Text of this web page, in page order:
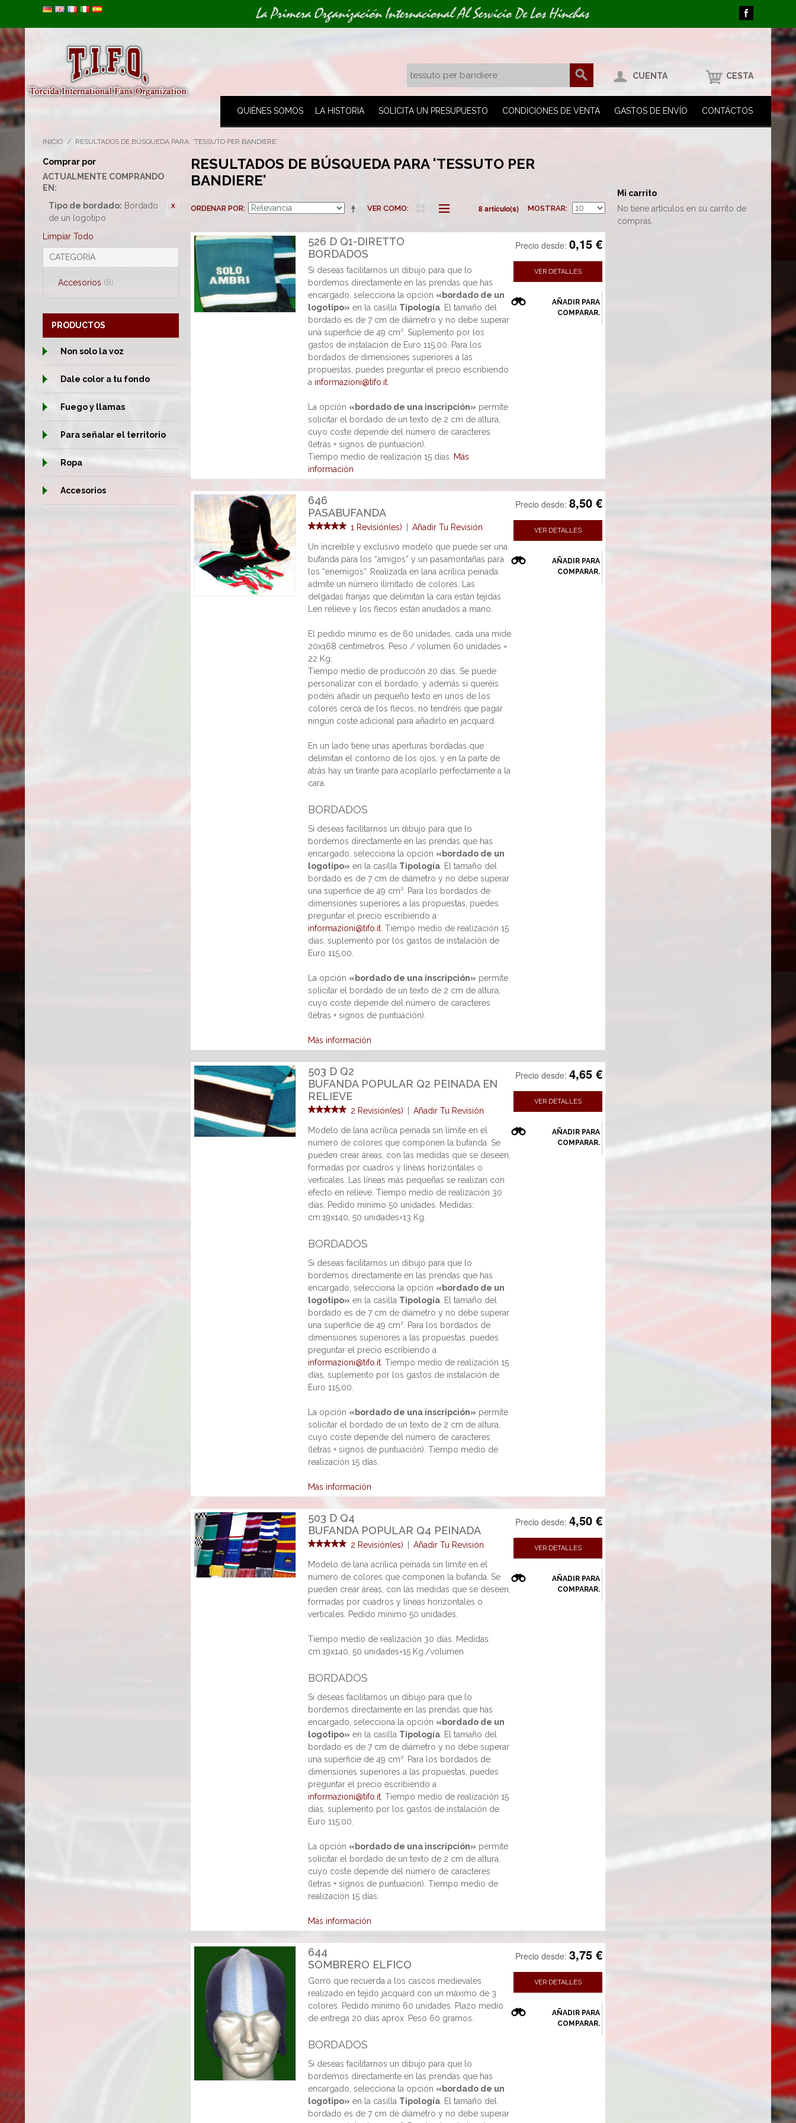
La Primera Organización Internacional Al Servicio De Los Hinchas
CUENTA CESTA
QUIÉNES SOMOS LA HISTORIA SOLICITA UN PRESUPUESTO CONDICIONES DE VENTA GASTOS DE ENVÍO CONTÁCTOS
INICIO / RESULTADOS DE BÚSQUEDA PARA: 'TESSUTO PER BANDIERE'
Comprar por
ACTUALMENTE COMPRANDO
EN:
Tipo de bordado: Bordado
de un logotipo
Limpiar Todo
CATEGORÍA
Accesorios (8)
RESULTADOS DE BÚSQUEDA PARA 'TESSUTO PER
BANDIERE'
VER COMO
ORDENAR POR 8 artículo(s) MOSTRAR
526 D Q1-DIRETTO
BORDADOS
Precio desde: 0,15 €
VER DETALLES
AÑADIR PARA
COMPARAR.
Si deseas facilitarnos un dibujo para que lo
bordemos directamente en las prendas que has
encargado, selecciona la opción «bordado de un
logotipo» en la casilla Tipología. El tamaño del
bordado es de 7 cm de diámetro y no debe superar
una superficie de 49 cm². Suplemento por los
gastos de instalación de Euro 115,00. Para los
bordados de dimensiones superiores a las
propuestas, puedes preguntar el precio escribiendo
a informazioni@tifo.it.
La opción «bordado de una inscripción» permite
solicitar el bordado de un texto de 2 cm de altura,
cuyo coste depende del número de caracteres
(letras + signos de puntuación).
Tiempo medio de realización 15 días.
Más
información
646
PASABUFANDA
1 Revisión(es) Añadir Tu Revisión
Precio desde: 8,50 €
VER DETALLES
AÑADIR PARA
COMPARAR.
Un increíble y exclusivo modelo que puede ser una
bufanda para los “amigos” y un pasamontañas para
los “enemigos”. Realizada en lana acrílica peinada
admite un número ilimitado de colores. Las
delgadas franjas que delimitan la cara están tejidas
Len relieve y los flecos están anudados a mano.
El pedido mínimo es de 60 unidades, cada una mide
20x168 centímetros. Peso / volumen 60 unidades =
22 Kg.
Tiempo medio de producción 20 días. Se puede
personalizar con el bordado, y además si queréis
podéis añadir un pequeño texto en unos de los
colores cerca de los flecos, no tendréis que pagar
ningún coste adicional para añadirlo en jacquard.
En un lado tiene unas aperturas bordadas que
delimitan el contorno de los ojos, y en la parte de
atrás hay un tirante para acoplarlo perfectamente a la
cara.
BORDADOS
Si deseas facilitarnos un dibujo para que lo
bordemos directamente en las prendas que has
encargado, selecciona la opción «bordado de un
logotipo» en la casilla Tipología. El tamaño del
bordado es de 7 cm de diámetro y no debe superar
una superficie de 49 cm². Para los bordados de
dimensiones superiores a las propuestas, puedes
preguntar el precio escribiendo a
informazioni@tifo.it. Tiempo medio de realización 15
días, suplemento por los gastos de instalación de
Euro 115,00.
La opción «bordado de una inscripción» permite
solicitar el bordado de un texto de 2 cm de altura,
cuyo coste depende del número de caracteres
(letras + signos de puntuación).
Más información
503 D Q2
BUFANDA POPULAR Q2 PEINADA EN
RELIEVE
2 Revisión(es) Añadir Tu Revisión
Precio desde: 4,65 €
VER DETALLES
AÑADIR PARA
COMPARAR.
Modelo de lana acrílica peinada sin límite en el
número de colores que componen la bufanda. Se
pueden crear áreas, con las medidas que se deseen,
formadas por cuadros y líneas horizontales o
verticales. Las líneas más pequeñas se realizan con
efecto en relieve. Tiempo medio de realización 30
días. Pedido mínimo 50 unidades. Medidas:
cm.19x140, 50 unidades=13 Kg.
BORDADOS
Si deseas facilitarnos un dibujo para que lo
bordemos directamente en las prendas que has
encargado, selecciona la opción «bordado de un
logotipo» en la casilla Tipología. El tamaño del
bordado es de 7 cm de diámetro y no debe superar
una superficie de 49 cm². Para los bordados de
dimensiones superiores a las propuestas, puedes
preguntar el precio escribiendo a
informazioni@tifo.it. Tiempo medio de realización 15
días, suplemento por los gastos de instalación de
Euro 115,00.
La opción «bordado de una inscripción» permite
solicitar el bordado de un texto de 2 cm de altura,
cuyo coste depende del número de caracteres
(letras + signos de puntuación). Tiempo medio de
realización 15 días.
Más información
503 D Q4
BUFANDA POPULAR Q4 PEINADA
2 Revisión(es) Añadir Tu Revisión
Precio desde: 4,50 €
VER DETALLES
AÑADIR PARA
COMPARAR.
Modelo de lana acrílica peinada sin límite en el
número de colores que componen la bufanda. Se
pueden crear áreas, con las medidas que se deseen,
formadas por cuadros y líneas horizontales o
verticales. Pedido mínimo 50 unidades.
Tiempo medio de realización 30 días. Medidas:
cm.19x140, 50 unidades=15 Kg./volumen
BORDADOS
Si deseas facilitarnos un dibujo para que lo
bordemos directamente en las prendas que has
encargado, selecciona la opción «bordado de un
logotipo» en la casilla Tipología. El tamaño del
bordado es de 7 cm de diámetro y no debe superar
una superficie de 49 cm². Para los bordados de
dimensiones superiores a las propuestas, puedes
preguntar el precio escribiendo a
informazioni@tifo.it. Tiempo medio de realización 15
días, suplemento por los gastos de instalación de
Euro 115,00.
La opción «bordado de una inscripción» permite
solicitar el bordado de un texto de 2 cm de altura,
cuyo coste depende del número de caracteres
(letras + signos de puntuación). Tiempo medio de
realización 15 días.
Más información
644
SOMBRERO ELFICO
Precio desde: 3,75 €
VER DETALLES
AÑADIR PARA
COMPARAR.
Gorro que recuerda a los cascos medievales
realizado en tejido jacquard con un máximo de 3
colores. Pedido mínimo 60 unidades. Plazo medio
de entrega 20 días aprox. Peso 60 gramos.
BORDADOS
Si deseas facilitarnos un dibujo para que lo
bordemos directamente en las prendas que has
encargado, selecciona la opción «bordado de un
logotipo» en la casilla Tipología. El tamaño del
bordado es de 7 cm de diámetro y no debe superar
PRODUCTOS
Non solo la voz
Dale color a tu fondo
Fuego y llamas
Para señalar el territorio
Ropa
Accesorios
Mi carrito
No tiene artículos en su carrito de
compras.